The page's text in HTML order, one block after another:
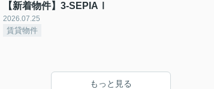
【新着物件】3-SEPIAⅠ
2026.07.25
賃貸物件
もっと見る